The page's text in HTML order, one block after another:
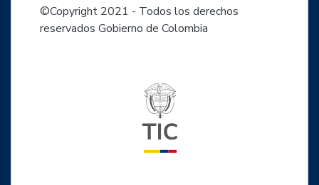
©Copyright 2021 - Todos los derechos
reservados Gobierno de Colombia